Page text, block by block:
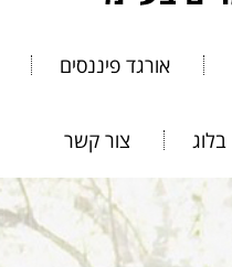
אורגד פיננסים
בלוג צור קשר